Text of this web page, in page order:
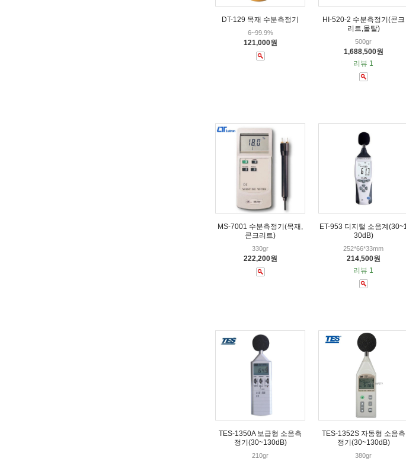
DT-129 목재 수분측정기
6~99.9%
121,000원
HI-520-2 수분측정기(콘크
리트,몰탈)
500gr
1,688,500원
리뷰 1
MS-7001 수분측정기(목재,
콘크리트)
330gr
222,200원
ET-953 디지털 소음계
30dB)
252*66*33mm
214,500원
리뷰 1
TES-1350A 보급형 소음측
정기(30~130dB)
210gr
TES-1352S 자동형 소음측
정기(30~130dB)
380gr